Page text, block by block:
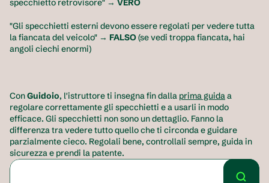
specchietto retrovisore" → VERO
"Gli specchietti esterni devono essere regolati per vedere tutta
la fiancata del veicolo" → FALSO (se vedi troppa fiancata, hai
angoli ciechi enormi)
Con Guidoio, l'istruttore ti insegna fin dalla prima guida a
regolare correttamente gli specchietti e a usarli in modo
efficace. Gli specchietti non sono un dettaglio. Fanno la
differenza tra vedere tutto quello che ti circonda e guidare
parzialmente cieco. Regolali bene, controllali sempre, guida in
sicurezza e prendi la patente.